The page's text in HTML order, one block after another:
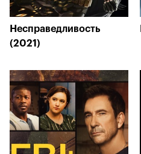
Несправедливость
(2021)